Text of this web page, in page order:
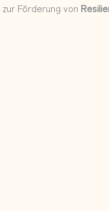
Förderung von